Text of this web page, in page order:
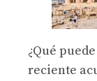
¿Qué
reciente